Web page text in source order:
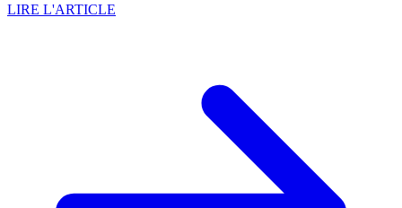
LIRE L'ARTICLE